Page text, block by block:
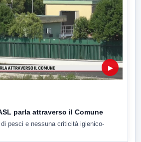
▶
parla attraverso il Comune
pesci e nessuna criticità igienico-